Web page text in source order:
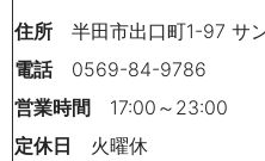
住所 半田市出口町1-97 サ
電話0569-84-9786
営業時間 17:00～23:00
定休日 火曜休